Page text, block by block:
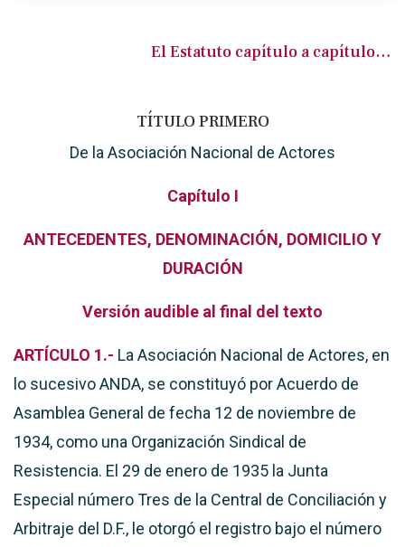
El Estatuto capítulo a capítulo…
TÍTULO PRIMERO
De la Asociación Nacional de Actores
Capítulo I
ANTECEDENTES, DENOMINACIÓN, DOMICILIO Y
DURACIÓN
Versión audible al final del texto
ARTÍCULO 1.- La Asociación Nacional de Actores, en
lo sucesivo ANDA, se constituyó por Acuerdo de
Asamblea General de fecha 12 de noviembre de
1934, como una Organización Sindical de
Resistencia. El 29 de enero de 1935 la Junta
Especial número Tres de la Central de Conciliación y
Arbitraje del D.F., le otorgó el registro bajo el número